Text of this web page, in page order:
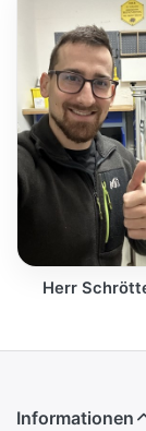
Herr
Informationen